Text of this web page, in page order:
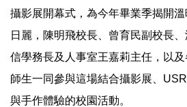
攝影展開幕式，為今年畢業季揭開
日麗，陳明飛校長、曾育民副校長
信學務長及人事室王嘉莉主任，以
師生一同參與這場結合攝影展、
與手作體驗的校園活動。